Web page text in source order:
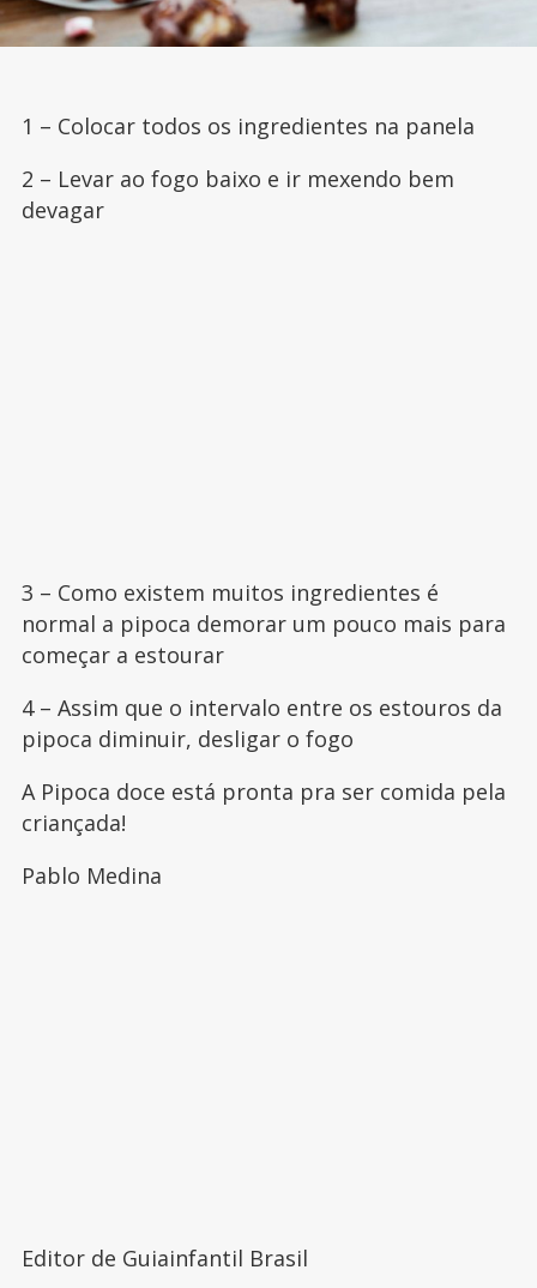
1 – Colocar todos os ingredientes na panela
2 – Levar ao fogo baixo e ir mexendo bem
devagar
3 – Como existem muitos ingredientes é
normal a pipoca demorar um pouco mais para
começar a estourar
4 – Assim que o intervalo entre os estouros da
pipoca diminuir, desligar o fogo
A Pipoca doce está pronta pra ser comida pela
criançada!
Pablo Medina
Editor de Guiainfantil Brasil